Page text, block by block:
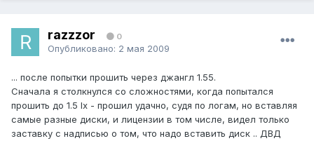
razzzor 0
Опубликовано: 2 мая 2009
... после попытки прошить через джангл 1.55.
Сначала я столкнулся со сложностями, когда попытался
прошить до 1.5 Ix - прошил удачно, судя по логам, но вставляя
самые разные диски, и лицензии в том числе, видел только
заставку с надписью о том, что надо вставить диск .. ДВД